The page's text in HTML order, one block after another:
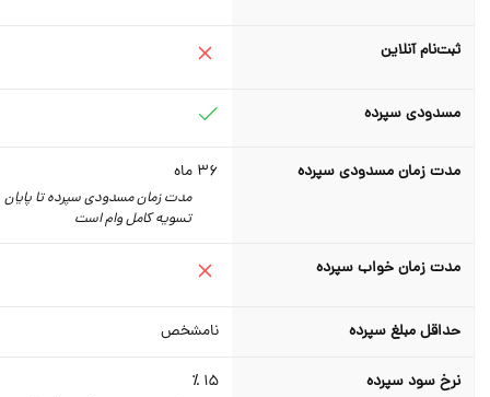
ثبت‌نام آنلاین
مسدودی سپرده
مدت زمان مسدودی سپرده ماه
مدت زمان مسدودی سپرده تا پایان
تسویه کامل وام است
مدت زمان خواب سپرده
حداقل مبلغ سپرده نامشخص
نرخ سود سپرده